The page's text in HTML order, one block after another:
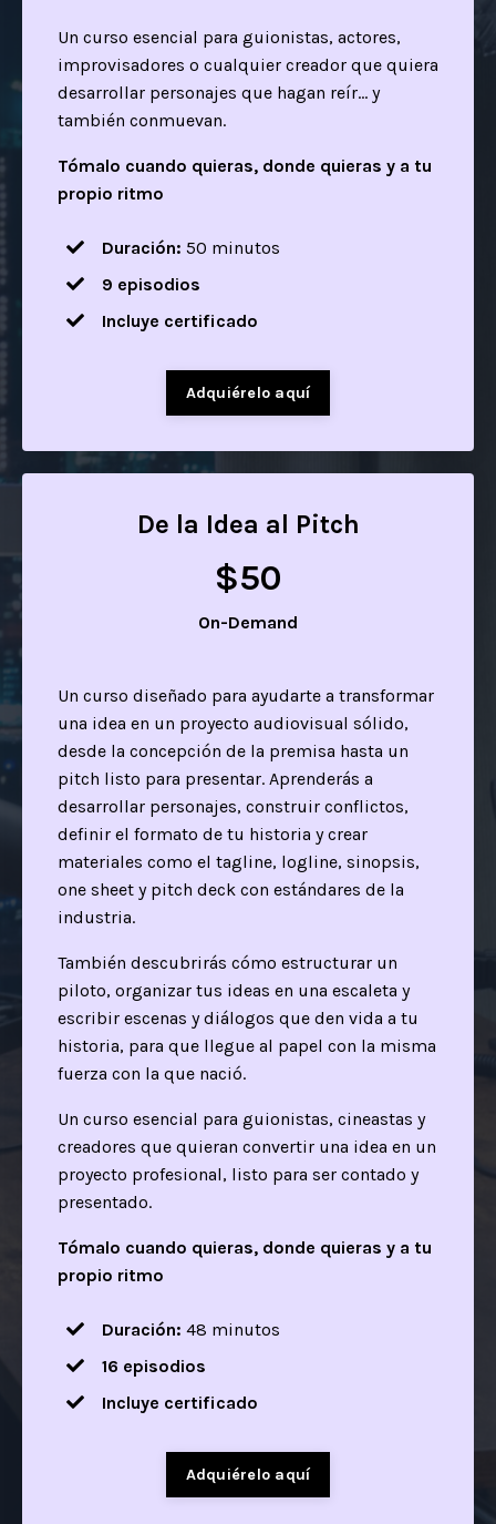
Un curso esencial para guionistas, actores,
improvisadores o cualquier creador que quiera
desarrollar personajes que hagan reír… y
también conmuevan.
Tómalo cuando quieras, donde quieras y a tu
propio ritmo
Duración: 50 minutos
9 episodios
Incluye certificado
Adquiérelo aquí
De la Idea al Pitch
$50
On-Demand
Un curso diseñado para ayudarte a transformar
una idea en un proyecto audiovisual sólido,
desde la concepción de la premisa hasta un
pitch listo para presentar. Aprenderás a
desarrollar personajes, construir conflictos,
definir el formato de tu historia y crear
materiales como el tagline, logline, sinopsis,
one sheet y pitch deck con estándares de la
industria.
También descubrirás cómo estructurar un
piloto, organizar tus ideas en una escaleta y
escribir escenas y diálogos que den vida a tu
historia, para que llegue al papel con la misma
fuerza con la que nació.
Un curso esencial para guionistas, cineastas y
creadores que quieran convertir una idea en un
proyecto profesional, listo para ser contado y
presentado.
Tómalo cuando quieras, donde quieras y a tu
propio ritmo
Duración: 48 minutos
16 episodios
Incluye certificado
Adquiérelo aquí